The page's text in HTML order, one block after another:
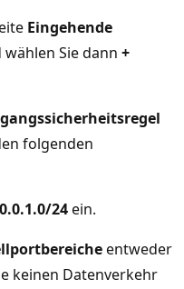
Eingehende
wählen Sie dann +
folgenden
24ein.
entweder
keinen Datenverkehr